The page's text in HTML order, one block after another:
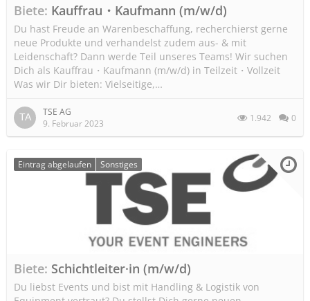
Biete Kauffrau・Kaufmann (m/w/d)
Du hast Freude an Warenbeschaffung, recherchierst gerne
neue Produkte und verhandelst zudem aus- & mit
Leidenschaft? Dann werde Teil unseres Teams! Wir suchen
Dich als Kauffrau・Kaufmann (m/w/d) in Teilzeit・Vollzeit
Was wir Dir bieten: Vielseitige,…
TSE AG
9. Februar 2023
1.942 0
Eintrag abgelaufen Sonstiges
Biete Schichtleiter·in (m/w/d)
Du liebst Events und bist mit Handling & Logistik von